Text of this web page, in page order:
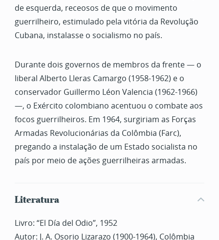
de esquerda, receosos de que o movimento
guerrilheiro, estimulado pela vitória da Revolução
Cubana, instalasse o socialismo no país.
Durante dois governos de membros da frente — o
liberal Alberto Lleras Camargo (1958-1962) e o
conservador Guillermo Léon Valencia (1962-1966)
—, o Exército colombiano acentuou o combate aos
focos guerrilheiros. Em 1964, surgiriam as Forças
Armadas Revolucionárias da Colômbia (Farc),
pregando a instalação de um Estado socialista no
país por meio de ações guerrilheiras armadas.
Literatura
Livro: “El Día del Odio”, 1952
Autor: J. A. Osorio Lizarazo (1900-1964), Colômbia